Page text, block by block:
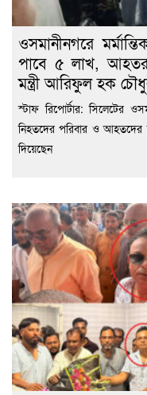
ওসমানীনগরে
পাবে ৫ লাখ,
মন্ত্রী আরিফুল হক
স্টাফ রিপোর্টার: সিলেটের
নিহতদের পরিবার ও আহতদের
দিয়েছেন